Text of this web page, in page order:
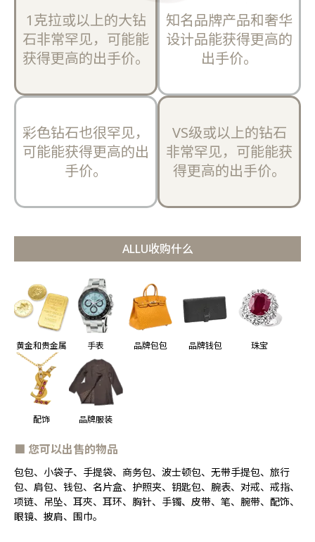
1克拉或以上的大钻
石非常罕见，可能能
获得更高的出手价。
知名品牌产品和奢华
设计品能获得更高的
出手价。
彩色钻石也很罕见，
可能能获得更高的出
手价。
VS级或以上的钻石
非常罕见，可能能获
得更高的出手价。
ALLU收购什么
黄金和贵金属 手表 品牌包包 品牌钱包 珠宝
配饰 品牌服装
■ 您可以出售的物品
包包、小袋子、手提袋、商务包、波士顿包、无带手提包、旅行
包、肩包、钱包、名片盒、护照夹、钥匙包、腕表、对戒、戒指、
项链、吊坠、耳夾、耳环、胸针、手镯、皮带、笔、腕带、配饰、
眼镜、披肩、围巾。